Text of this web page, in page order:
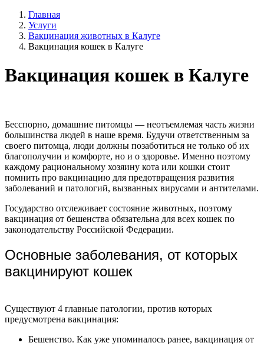
Главная
Услуги
Вакцинация животных в Калуге
Вакцинация кошек в Калуге
Вакцинация кошек в Калуге
Бесспорно, домашние питомцы — неотъемлемая часть жизни
большинства людей в наше время. Будучи ответственным за
своего питомца, люди должны позаботиться не только об их
благополучии и комфорте, но и о здоровье. Именно поэтому
каждому рациональному хозяину кота или кошки стоит
помнить про вакцинацию для предотвращения развития
заболеваний и патологий, вызванных вирусами и антителами.
Государство отслеживает состояние животных, поэтому
вакцинация от бешенства обязательна для всех кошек по
законодательству Российской Федерации.
Основные заболевания, от которых
вакцинируют кошек
Существуют 4 главные патологии, против которых
предусмотрена вакцинация:
Бешенство. Как уже упоминалось ранее, вакцинация от